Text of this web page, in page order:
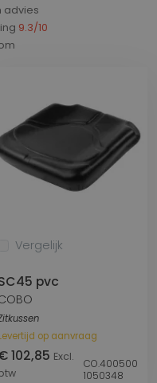
Vergelijk
pvc
op aanvraag
102,85 Excl.
CO.400500
1050348
advies
9.3/10